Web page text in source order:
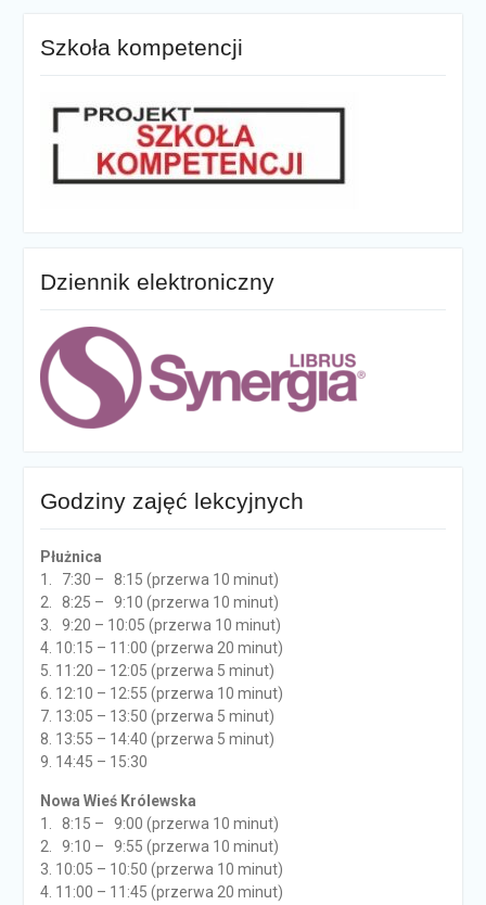
Szkoła kompetencji
Dziennik elektroniczny
Godziny zajęć lekcyjnych
Płużnica
1. 7:30 – 8:15 (przerwa 10 minut)
2. 8:25 – 9:10 (przerwa 10 minut)
3. 9:20 – 10:05 (przerwa 10 minut)
4. 10:15 – 11:00 (przerwa 20 minut)
5. 11:20 – 12:05 (przerwa 5 minut)
6. 12:10 – 12:55 (przerwa 10 minut)
7. 13:05 – 13:50 (przerwa 5 minut)
8. 13:55 – 14:40 (przerwa 5 minut)
9. 14:45 – 15:30
Nowa Wieś Królewska
1. 8:15 – 9:00 (przerwa 10 minut)
2. 9:10 – 9:55 (przerwa 10 minut)
3. 10:05 – 10:50 (przerwa 10 minut)
4. 11:00 – 11:45 (przerwa 20 minut)